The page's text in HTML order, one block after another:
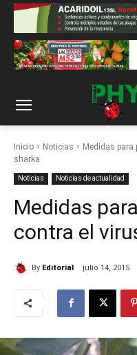
Inicio Noticias
Medidas para
sharka
Noticias Noticias de actualidad
Medidas
contra el
By Editorial julio 14, 2015